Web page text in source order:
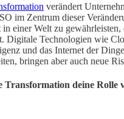
verändert
im Zentrum dieser
in einer Welt zu gewährleisten,
Digitale Technologien wie
und das Internet der
bringen aber auch neue
Transformation deine Rolle